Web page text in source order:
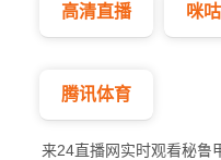
高清直播 咪
腾讯体育
来24直播网实时观看秘鲁